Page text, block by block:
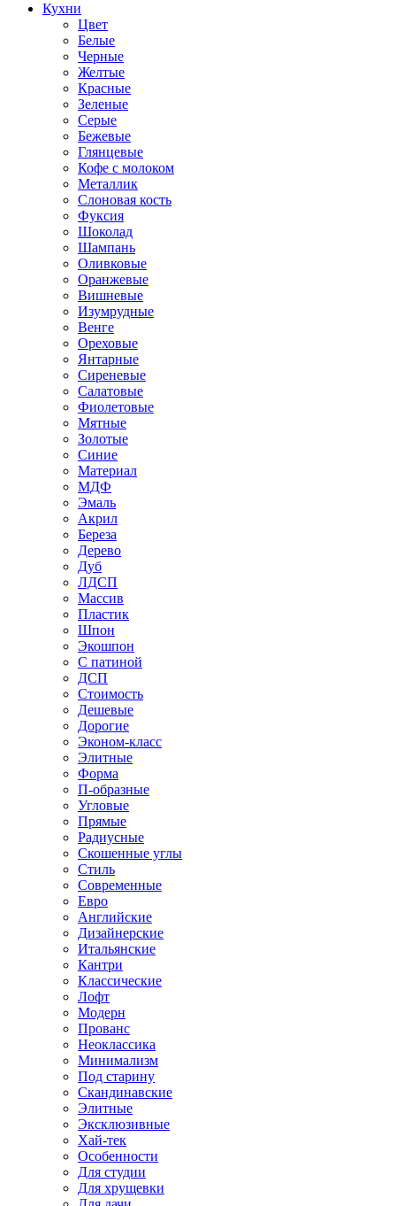
Кухни
Цвет
Белые
Черные
Желтые
Красные
Зеленые
Серые
Бежевые
Глянцевые
Кофе с молоком
Металлик
Слоновая кость
Фуксия
Шоколад
Шампань
Оливковые
Оранжевые
Вишневые
Изумрудные
Венге
Ореховые
Янтарные
Сиреневые
Салатовые
Фиолетовые
Мятные
Золотые
Синие
Материал
МДФ
Эмаль
Акрил
Береза
Дерево
Дуб
ЛДСП
Массив
Пластик
Шпон
Экошпон
С патиной
ДСП
Стоимость
Дешевые
Дорогие
Эконом-класс
Элитные
Форма
П-образные
Угловые
Прямые
Радиусные
Скошенные углы
Стиль
Современные
Евро
Английские
Дизайнерские
Итальянские
Кантри
Классические
Лофт
Модерн
Прованс
Неоклассика
Минимализм
Под старину
Скандинавские
Элитные
Эксклюзивные
Хай-тек
Особенности
Для студии
Для хрущевки